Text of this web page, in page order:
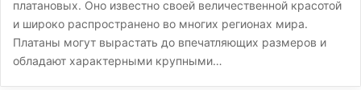
платановых. Оно известно своей величественной красотой
и широко распространено во многих регионах мира.
Платаны могут вырастать до впечатляющих размеров и
обладают характерными крупными…